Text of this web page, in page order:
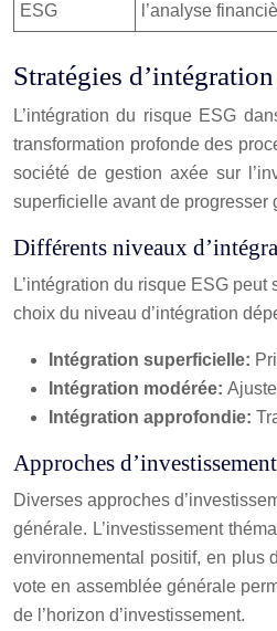
ESG
l’analyse
Stratégies
L’intégration du risque ESG
transformation profonde des
société de gestion axée sur
superficielle avant de progresser
Différents niveaux
L’intégration du risque ESG
choix du niveau d’intégration
Intégration superficielle:
Intégration modérée:
Intégration approfondie:
Approches
Diverses approches
générale. L’investissement
environnemental positif, en plus
vote en assemblée générale
de l’horizon d’investissement.